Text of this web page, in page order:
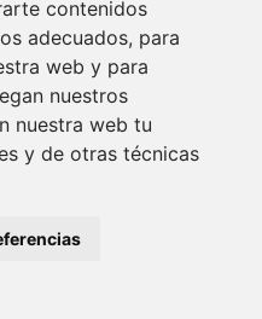
contenidos
adecuados, para
web y para
nuestros
nuestra web tu
y de otras técnicas